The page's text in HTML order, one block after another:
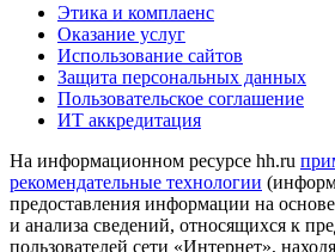
Этика и комплаенс
Оказание услуг
Использование сайтов
Защита персональных данных
Пользовательское соглашение
ИТ аккредитация
На информационном ресурсе hh.ru
рекомендательные технологии
предоставления информации на
и анализа сведений, относящихся к
пользователей сети «Интернет»,